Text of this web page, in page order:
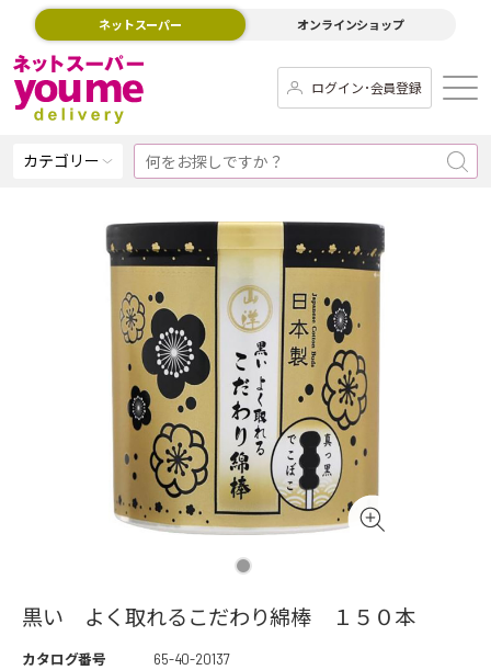
ネットスーパー オンラインショップ
ログイン･会員登録
カテゴリー
黒い よく取れるこだわり綿棒 １５０本
カタログ番号
65-40-20137